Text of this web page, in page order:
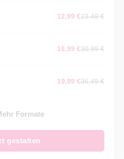
12,99 €23,49 €
16,99 €30,99 €
19,99 €36,49 €
Formate
gestalten